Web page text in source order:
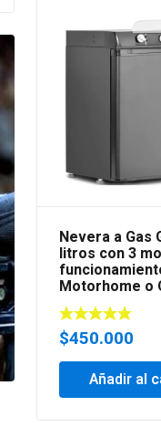
Nevera a Gas
litros con 3
Motorhome o
$450.000
Añadir al